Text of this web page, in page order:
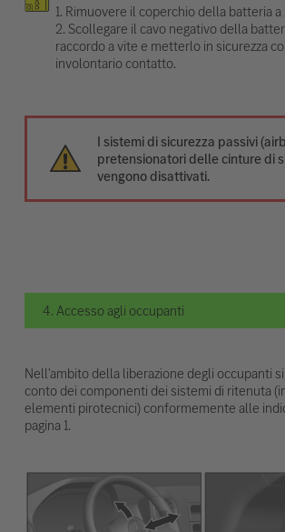
1. Rimuovere il coperchio della batteria a
2. Scollegare il cavo negativo della
raccordo a vite e metterlo in sicurezza
involontario contatto.
I sistemi di sicurezza passivi
pretensionatori delle cinture di
vengono disattivati.
4. Accesso agli occupanti
Nell'ambito della liberazione degli occupanti
conto dei componenti dei sistemi di ritenuta
elementi pirotecnici) conformemente alle
pagina 1.